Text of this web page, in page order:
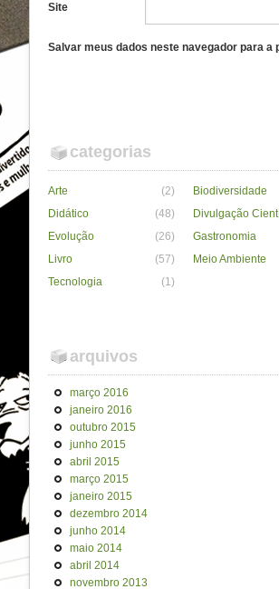
Site
Salvar meus dados neste navegador para a
categorias
Arte (2) Biodiversidade
Didático
(48) Divulgação
Evolução
(26) Gastronomia
Livro
(57) Meio Ambiente
Tecnologia
(1)
arquivos
março 2016
janeiro 2016
outubro 2015
junho 2015
abril 2015
março 2015
janeiro 2015
dezembro 2014
junho 2014
maio 2014
abril 2014
novembro 2013